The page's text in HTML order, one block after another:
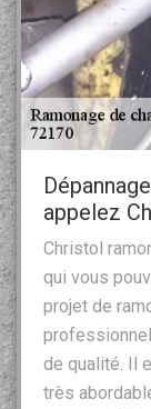
appelez
Christol
qui vous
projet de
de qualité. Il
très